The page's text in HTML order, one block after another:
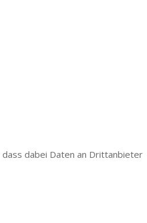
dass dabei Daten an Drittanbieter